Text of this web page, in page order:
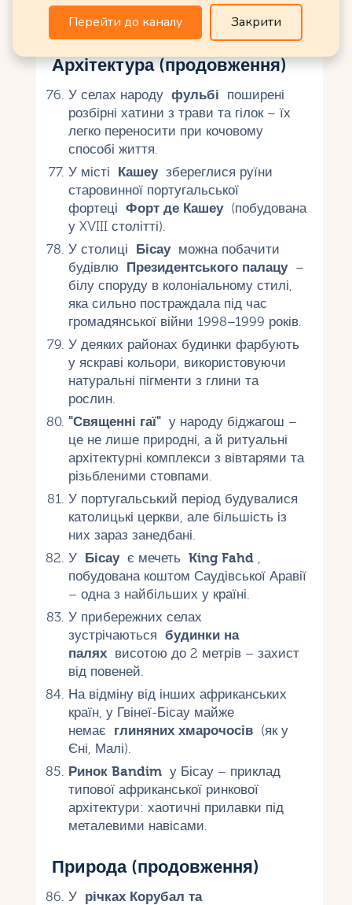
точка (300 м) знаходиться на плато
Фута-Джаллон.
Архітектура (продовження)
У селах народу фульбі поширені
розбірні хатини з трави та гілок – їх
легко переносити при кочовому
способі життя.
У місті Кашеузбереглися руїни
старовинної португальської
фортеці Форт де Кашеу(побудована
у XVIII столітті).
У столиці Бісауможна побачити
будівлю Президентського палацу–
білу споруду в колоніальному стилі,
яка сильно постраждала під час
громадянської війни 1998–1999 років.
У деяких районах будинки фарбують
у яскраві кольори, використовуючи
натуральні пігменти з глини та
рослин.
"Священні гаї"у народу біджагош –
це не лише природні, а й ритуальні
архітектурні комплекси з вівтарями та
різьбленими стовпами.
У португальський період будувалися
католицькі церкви, але більшість із
них зараз занедбані.
У Бісаує мечеть King Fahd,
побудована коштом Саудівської Аравії
– одна з найбільших у країні.
У прибережних селах
зустрічаються будинки на
паляхвисотою до 2 метрів – захист
від повеней.
На відміну від інших африканських
країн, у Гвінеї-Бісау майже
немає глиняних хмарочосів(як у
Єні, Малі).
Ринок Bandimу Бісау – приклад
типової африканської ринкової
архітектури: хаотичні прилавки під
металевими навісами.
Природа (продовження)
У річках Корубал та
Перейти до каналу Закрити